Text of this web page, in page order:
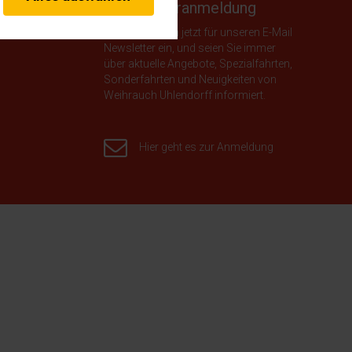
Newsletteranmeldung
Tragen Sie sich jetzt für unseren E-Mail
Newsletter ein, und seien Sie immer
über aktuelle Angebote, Spezialfahrten,
Sonderfahrten und Neuigkeiten von
Weihrauch Uhlendorff informiert.
Hier geht es zur Anmeldung
eingeloggt bleiben